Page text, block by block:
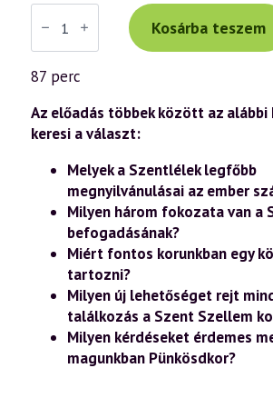
Váradi
Tibor
előadás
(1010)
—
Pünkösd
–
a
közösségi
titkai
(2024.05.15.)
mennyiség
Kosárba teszem
87 perc
Az előadás többek között az alábbi
keresi a választ:
Melyek a Szentlélek legfőbb
megnyilvánulásai az ember
Milyen három fokozata van a
befogadásának?
Miért fontos korunkban egy
tartozni?
Milyen új lehetőséget rejt
találkozás a Szent Szellem
Milyen kérdéseket érdemes
magunkban Pünkösdkor?